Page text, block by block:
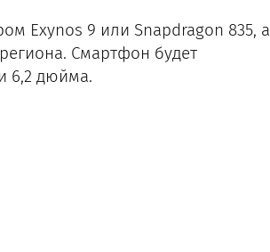
Exynos 9 или Snapdragon 835, а
Смартфон будет
6,2 дюйма.